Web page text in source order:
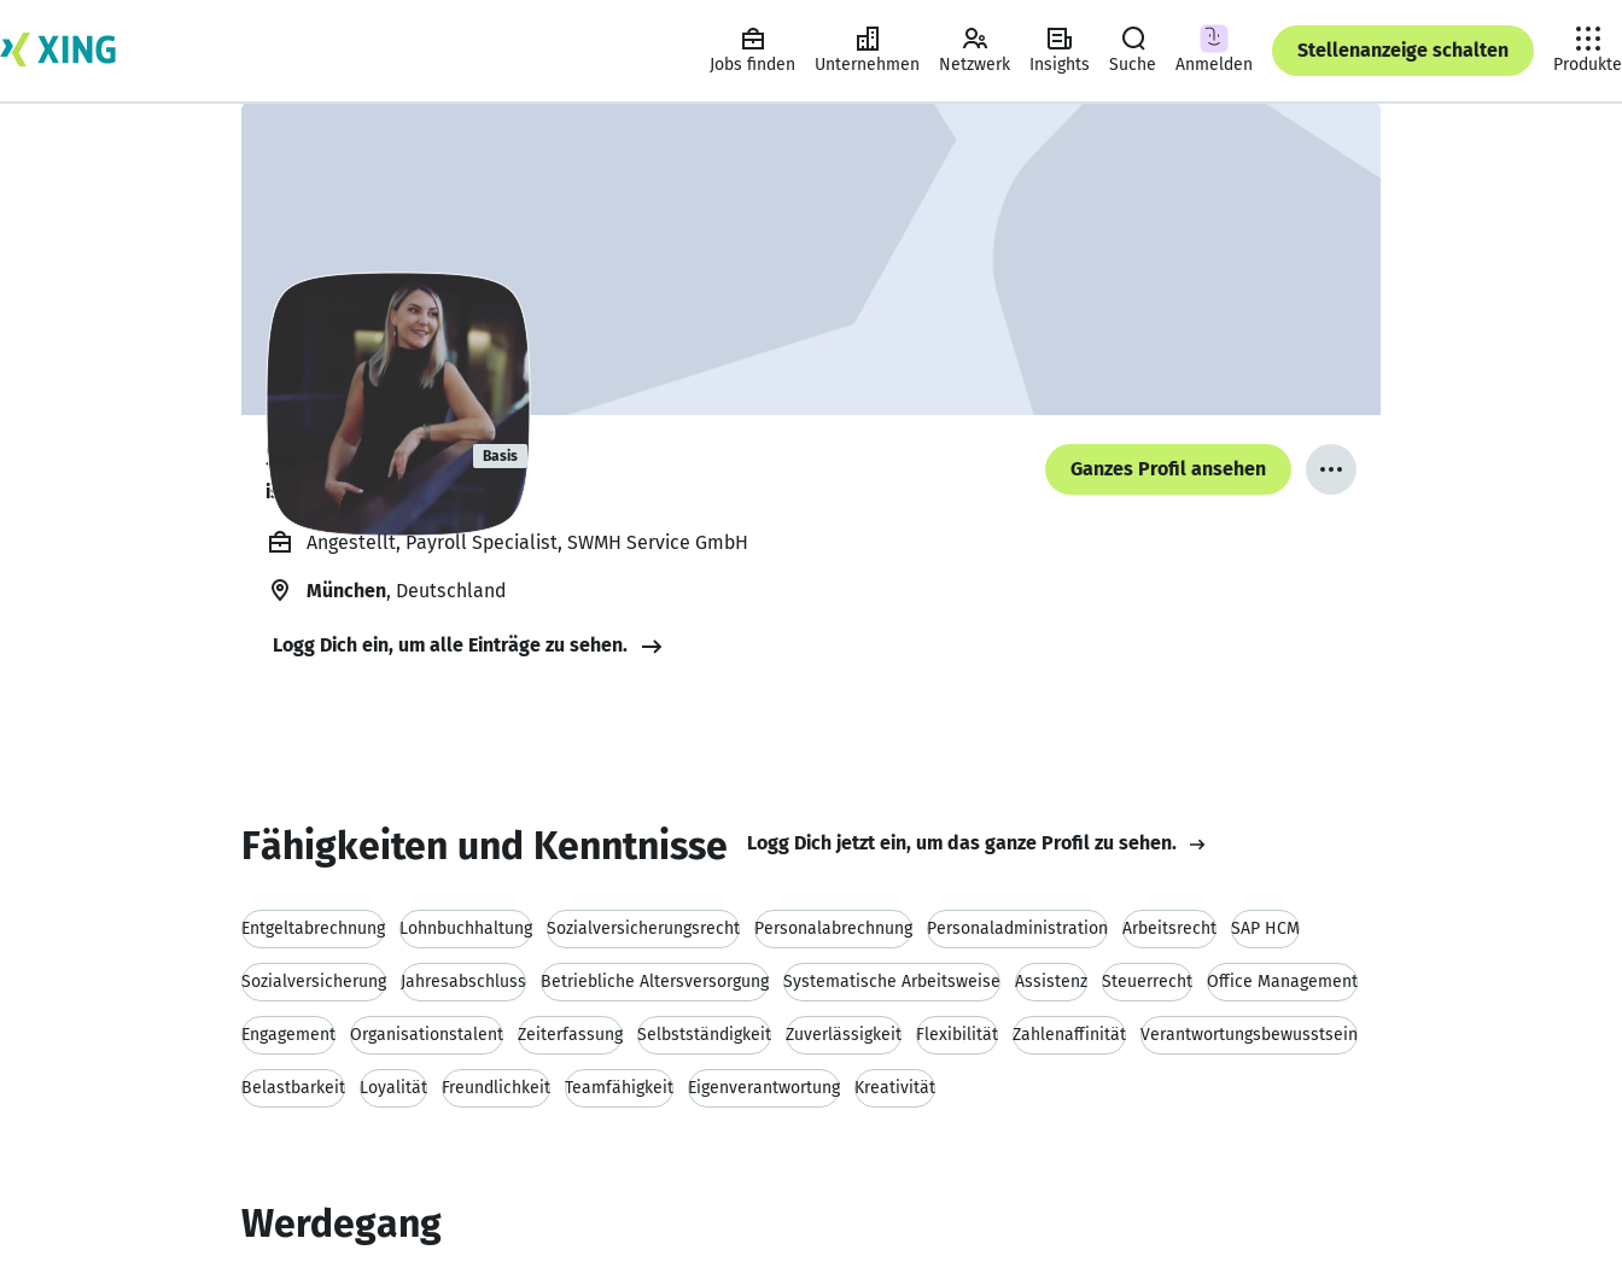
Jobs finden Unternehmen Netzwerk Insights Suche Anmelden
Stellenanzeige schalten
Produkte
Saime Kislali Basis
ist offen für Projekte. 🔎
Ganzes Profil ansehen
Angestellt, Payroll Specialist, SWMH Service GmbH
München, Deutschland
Logg Dich ein, um alle Einträge zu sehen.
Fähigkeiten und Kenntnisse Logg Dich jetzt ein, um das ganze Profil zu sehen.
Entgeltabrechnung Lohnbuchhaltung Sozialversicherungsrecht Personalabrechnung Personaladministration Arbeitsrecht SAP HCM
Sozialversicherung Jahresabschluss Betriebliche Altersversorgung Systematische Arbeitsweise Assistenz Steuerrecht Office Management
Engagement Organisationstalent Zeiterfassung Selbstständigkeit Zuverlässigkeit Flexibilität Zahlenaffinität Verantwortungsbewusstsein
Belastbarkeit Loyalität Freundlichkeit Teamfähigkeit Eigenverantwortung Kreativität
Werdegang